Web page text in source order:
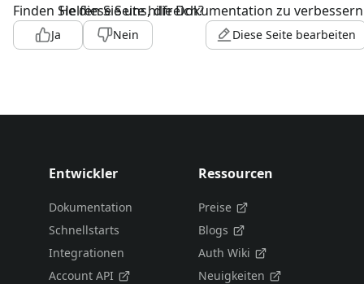
Finden Sie diese Seite hilfreich?
Ja Nein
Helfen Sie uns, die Dokumentation zu
Diese Seite bearbeiten
Entwickler
Dokumentation
Schnellstarts
Integrationen
Account API
Ressourcen
Preise
Blogs
Auth Wiki
Neuigkeiten